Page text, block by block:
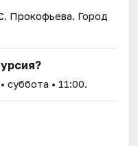
Прокофьева. Город
• суббота • 11:00.